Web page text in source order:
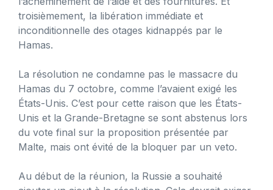
troisièmement, la libération immédiate et
inconditionnelle des otages kidnappés par le
Hamas.
La résolution ne condamne pas le massacre du
Hamas du 7 octobre, comme l’avaient exigé les
États-Unis. C’est pour cette raison que les États-
Unis et la Grande-Bretagne se sont abstenus lors
du vote final sur la proposition présentée par
Malte, mais ont évité de la bloquer par un veto.
Au début de la réunion, la Russie a souhaité